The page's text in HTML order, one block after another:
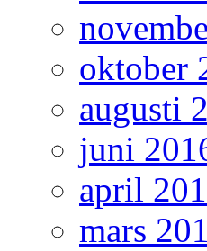
oktober
augusti
juni
april
mars